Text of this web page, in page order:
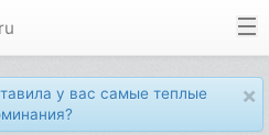
×
у вас самые теплые